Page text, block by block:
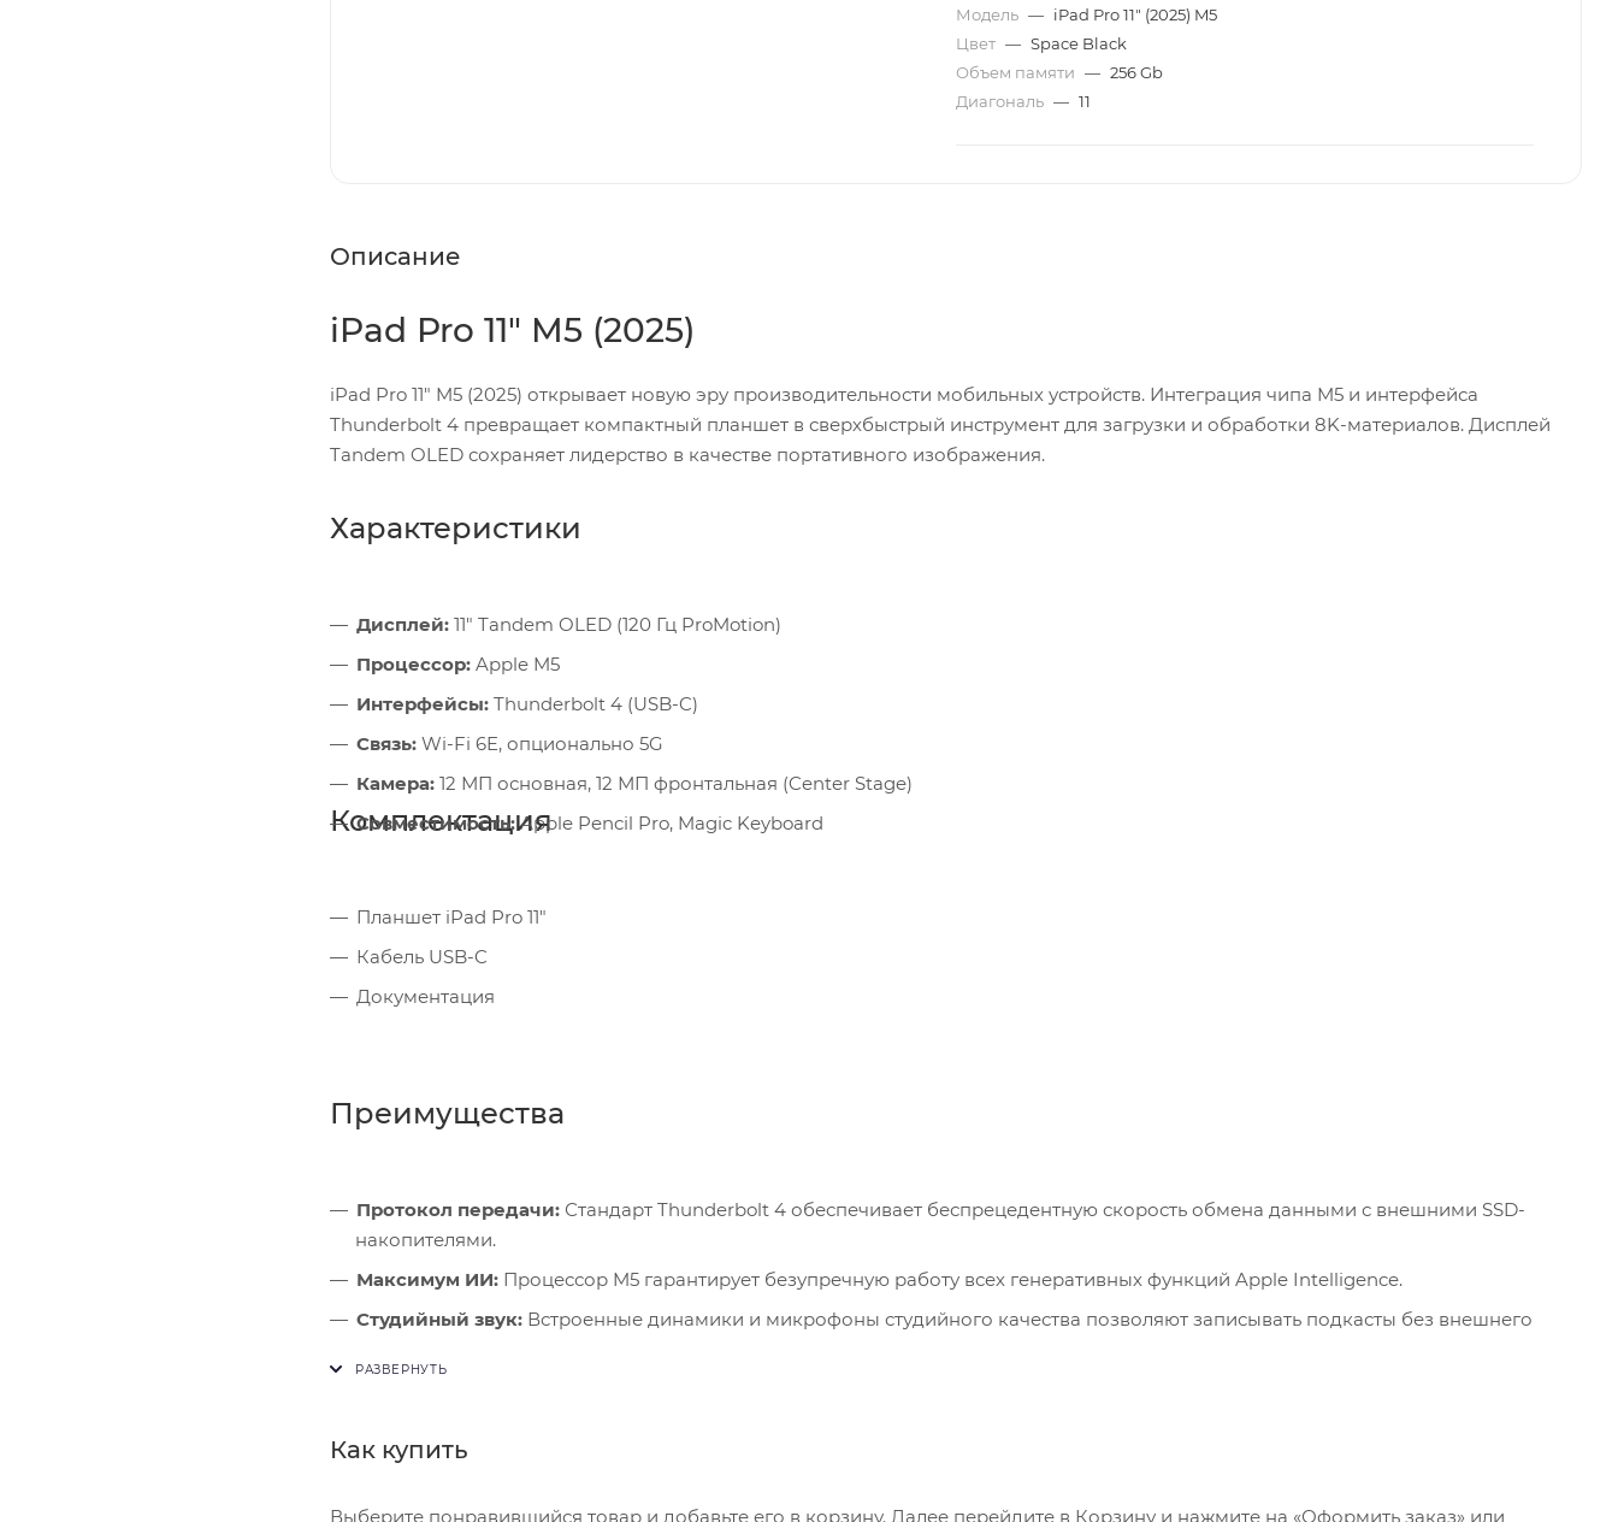
Модель — iPad Pro 11" (2025) M5
Цвет — Space Black
Объем памяти — 256 Gb
Диагональ — 11
Описание
iPad Pro 11" M5 (2025)
iPad Pro 11" M5 (2025) открывает новую эру производительности мобильных устройств. Интеграция чипа M5 и интерфейса
Thunderbolt 4 превращает компактный планшет в сверхбыстрый инструмент для загрузки и обработки 8K-материалов. Дисплей
Tandem OLED сохраняет лидерство в качестве портативного изображения.
Характеристики
Дисплей: 11" Tandem OLED (120 Гц ProMotion)
Процессор: Apple M5
Интерфейсы: Thunderbolt 4 (USB-C)
Связь: Wi-Fi 6E, опционально 5G
Камера: 12 МП основная, 12 МП фронтальная (Center Stage)
Совместимость:Apple Pencil Pro, Magic Keyboard
Комплектация
Планшет iPad Pro 11"
Кабель USB-C
Документация
Преимущества
Протокол передачи: Стандарт Thunderbolt 4 обеспечивает беспрецедентную скорость обмена данными с внешними SSD-
накопителями.
Максимум ИИ: Процессор M5 гарантирует безупречную работу всех генеративных функций Apple Intelligence.
Студийный звук: Встроенные динамики и микрофоны студийного качества позволяют записывать подкасты без внешнего
Как купить
Выберите понравившийся товар и добавьте его в корзину. Далее перейдите в Корзину и нажмите на «Оформить заказ» или